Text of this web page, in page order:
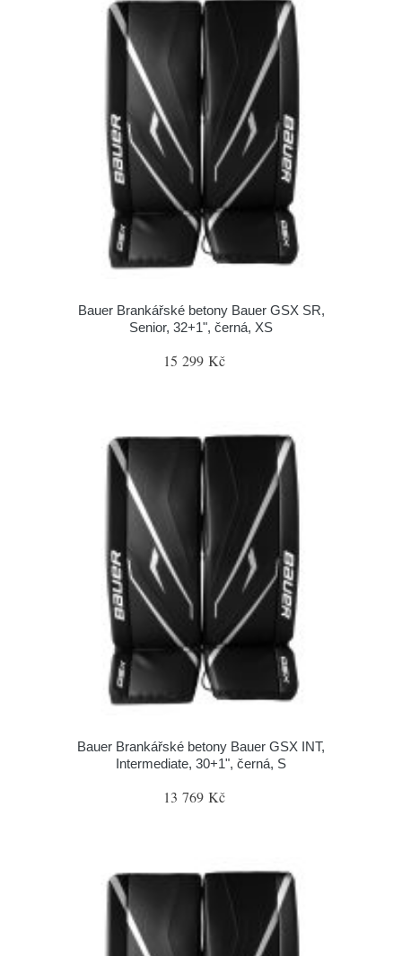
Bauer Brankářské betony Bauer GSX SR,
Senior, 32+1", černá, XS
15 299 Kč
Bauer Brankářské betony Bauer GSX INT,
Intermediate, 30+1", černá, S
13 769 Kč